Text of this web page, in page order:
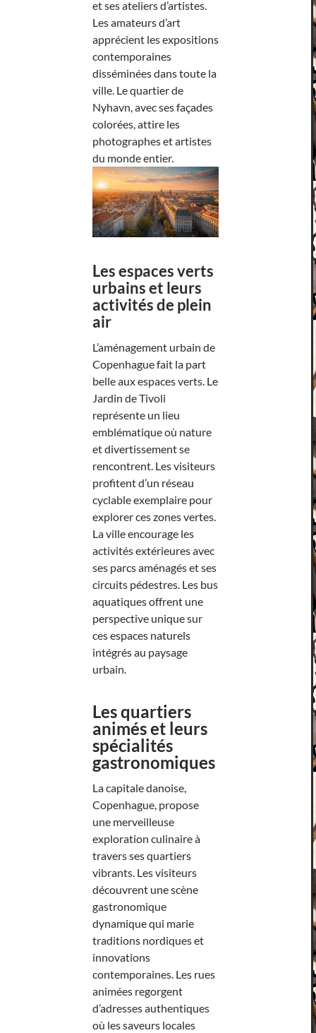
et ses ateliers d’artistes.
Les amateurs d’art
apprécient les expositions
contemporaines
disséminées dans toute la
ville. Le quartier de
Nyhavn, avec ses façades
colorées, attire les
photographes et artistes
du monde entier.
Les espaces verts
urbains et leurs
activités de plein
air
L’aménagement urbain de
Copenhague fait la part
belle aux espaces verts. Le
Jardin de Tivoli
représente un lieu
emblématique où nature
et divertissement se
rencontrent. Les visiteurs
profitent d’un réseau
cyclable exemplaire pour
explorer ces zones vertes.
La ville encourage les
activités extérieures avec
ses parcs aménagés et ses
circuits pédestres. Les bus
aquatiques offrent une
perspective unique sur
ces espaces naturels
intégrés au paysage
urbain.
Les quartiers
animés et leurs
spécialités
gastronomiques
La capitale danoise,
Copenhague, propose
une merveilleuse
exploration culinaire à
travers ses quartiers
vibrants. Les visiteurs
découvrent une scène
gastronomique
dynamique qui marie
traditions nordiques et
innovations
contemporaines. Les rues
animées regorgent
d’adresses authentiques
où les saveurs locales